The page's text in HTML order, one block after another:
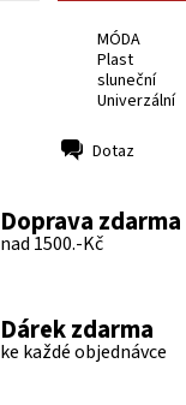
MÓDA
Plast
sluneční
Univerzální
Dotaz
Doprava zdarma
nad 1500.-Kč
Dárek zdarma
ke každé objednávce